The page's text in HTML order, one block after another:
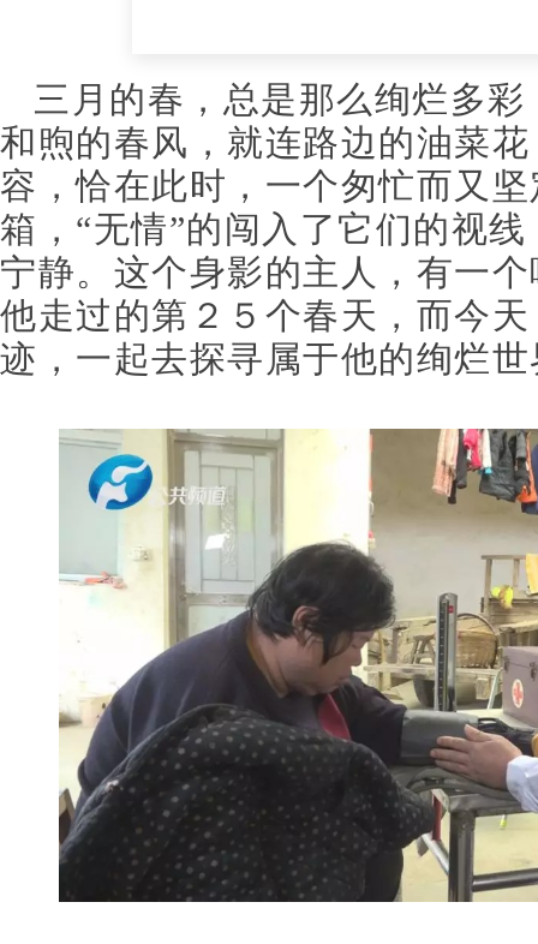
三月的春，总是那么绚烂多
和煦的春风，就连路边的油菜
容，恰在此时，一个匆忙而又
箱，“无情”的闯入了它们的视
宁静。这个身影的主人，有一
他走过的第２５个春天， 而今
迹，一起去探寻属于他的绚烂